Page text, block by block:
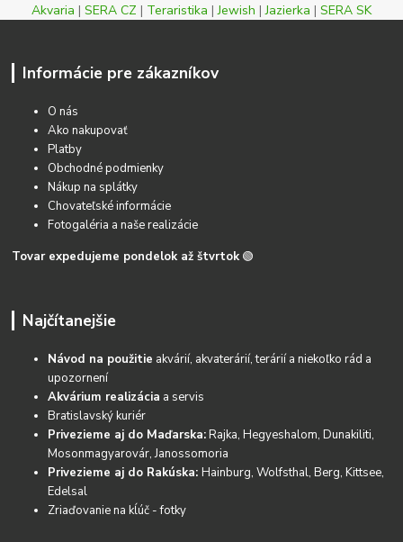
Akvaria | SERA CZ | Teraristika |Jewish |Jazierka | SERA SK
Informácie pre zákazníkov
O nás
Ako nakupovať
Platby
Obchodné podmienky
Nákup na splátky
Chovateľské informácie
Fotogaléria a naše realizácie
Tovar expedujeme pondelok až štvrtok 🟢
Najčítanejšie
Návod na použitie akvárií, akvaterárií, terárií a niekoľko rád a
upozornení
Akvárium realizácia a servis
Bratislavský kuriér
Privezieme aj do Maďarska:Rajka, Hegyeshalom, Dunakiliti,
Mosonmagyarovár, Janossomoria
Privezieme aj do Rakúska:Hainburg, Wolfsthal, Berg, Kittsee,
Edelsal
Zriaďovanie na kĺúč - fotky